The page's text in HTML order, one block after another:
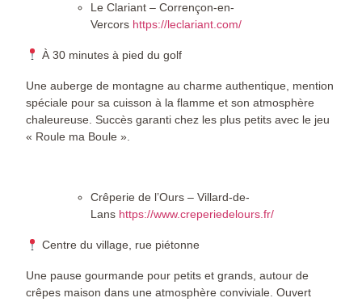
Le Clariant – Corrençon-en-
Vercors https://leclariant.com/
À 30 minutes à pied du golf
Une auberge de montagne au charme authentique, mention
spéciale pour sa cuisson à la flamme et son atmosphère
chaleureuse. Succès garanti chez les plus petits avec le jeu
« Roule ma Boule ».
Crêperie de l’Ours – Villard-de-
Lans https://www.creperiedelours.fr/
Centre du village, rue piétonne
Une pause gourmande pour petits et grands, autour de
crêpes maison dans une atmosphère conviviale. Ouvert